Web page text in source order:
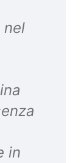
nel
in